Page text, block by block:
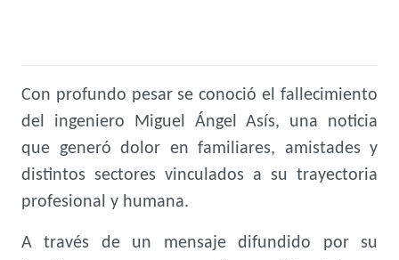
Con profundo pesar se conoció el fallecimiento
del ingeniero Miguel Ángel Asís, una noticia
que generó dolor en familiares, amistades y
distintos sectores vinculados a su trayectoria
profesional y humana.
A través de un mensaje difundido por su